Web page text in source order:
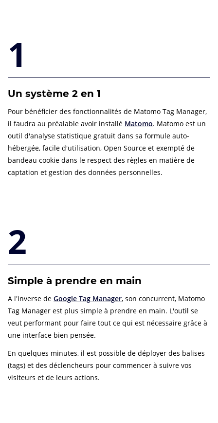
1
Un système 2 en 1
Pour bénéficier des fonctionnalités de Matomo Tag Manager,
il faudra au préalable avoir installé Matomo. Matomo est un
outil d'analyse statistique gratuit dans sa formule auto-
hébergée, facile d'utilisation, Open Source et exempté de
bandeau cookie dans le respect des règles en matière de
captation et gestion des données personnelles.
2
Simple à prendre en main
A l'inverse de Google Tag Manager, son concurrent, Matomo
Tag Manager est plus simple à prendre en main. L'outil se
veut performant pour faire tout ce qui est nécessaire grâce à
une interface bien pensée.
En quelques minutes, il est possible de déployer des balises
(tags) et des déclencheurs pour commencer à suivre vos
visiteurs et de leurs actions.